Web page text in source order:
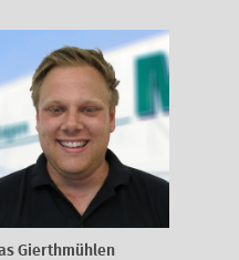
Gierthmühlen